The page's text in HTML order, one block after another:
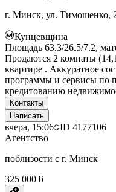
г. Минск, ул. Тимошенко,
Кунцевщина
Площадь 63.3/26.5/7.2,
Продаются 2 комнаты
квартире . Аккуратное
программы и сервисы по
кредитованию
Контакты
Написать
вчера, 15:06 ID 4177106
Агентство
поблизости с г. Минск
325 000 ƃ